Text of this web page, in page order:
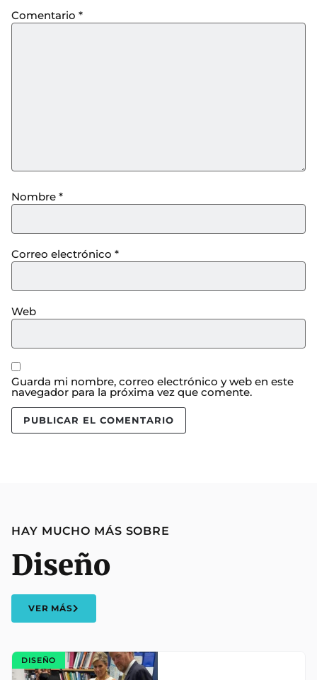
Comentario *
Nombre *
Correo electrónico *
Web
Guarda mi nombre, correo electrónico y web en este
navegador para la próxima vez que comente.
HAY MUCHO MÁS SOBRE
Diseño
VER MÁS
DISEÑO